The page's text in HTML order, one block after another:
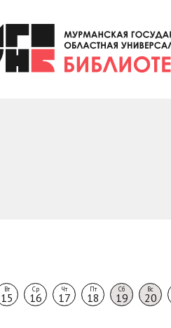
Вт
15
Ср
16
Чт
17
Пт
18
Сб
19
Вс
20